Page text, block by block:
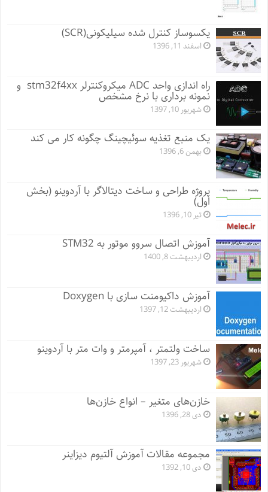
یکسوساز کنترل شده سیلیکونی(SCR)
اسفند 11, 1396
راه اندازی واحد ADC میکروکنترلر stm32f4xx و
نمونه برداری با نرخ مشخص
شهریور 10, 1397
یک منبع تغذیه سوئیچینگ چگونه کار می کند
بهمن 6, 1396
پروژه طراحی و ساخت دیتالاگر با آردوینو (بخش
اول)
تیر 10, 1396
آموزش اتصال سروو موتور به STM32
اردیبهشت 8, 1400
آموزش داکیومنت سازی با Doxygen
اردیبهشت 12, 1397
ساخت ولتمتر ، آمپرمتر و وات متر با آردوینو
شهریور 23, 1397
خازن‌های متغیر – انواع خازن‌ها
دی 28, 1396
مجموعه مقالات آموزش آلتیوم دیزاینر
دی 10, 1392